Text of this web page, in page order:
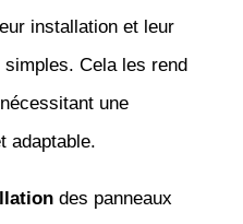
installation et leur
Cela les rend
une
adaptable.
des panneaux